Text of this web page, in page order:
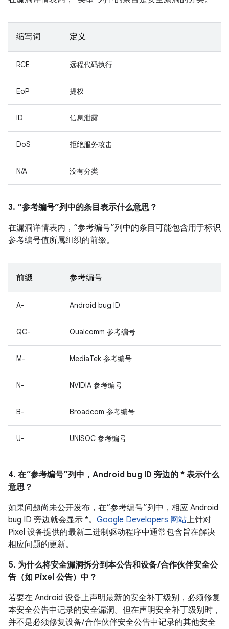
缩写词 定义
RCE 远程代码执行
EoP 提权
ID 信息泄露
DoS 拒绝服务攻击
N/A 没有分类
3. “参考编号”列中的条目表示什么意思？
在漏洞详情表内，“参考编号”列中的条目可能包含用于标识
参考编号值所属组织的前缀。
前缀 参考编号
A- Android bug ID
QC- Qualcomm 参考编号
M- MediaTek 参考编号
N- NVIDIA 参考编号
B- Broadcom 参考编号
U- UNISOC 参考编号
4. 在“参考编号”列中，Android bug ID 旁边的 * 表示什么
意思？
如果问题尚未公开发布，在“参考编号”列中，相应 Android
bug ID 旁边就会显示 *。 Google Developers 网站上针对
Pixel 设备提供的最新二进制驱动程序中通常包含旨在解决
相应问题的更新。
5. 为什么将安全漏洞拆分到本公告和设备 /合作伙伴安全公
告（如 Pixel 公告）中？
若要在 Android 设备上声明最新的安全补丁级别，必须修复
本安全公告中记录的安全漏洞。但在声明安全补丁级别时，
并不是必须修复设备/ 合作伙伴安全公告中记录的其他安全